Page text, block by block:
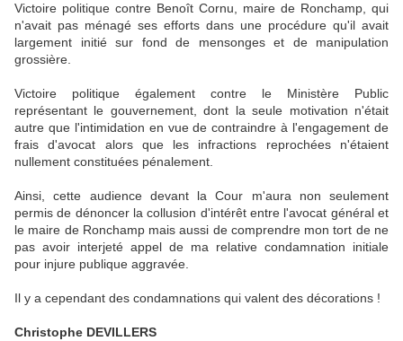
Victoire politique contre Benoît Cornu, maire de Ronchamp, qui
n'avait pas ménagé ses efforts dans une procédure qu'il avait
largement initié sur fond de mensonges et de manipulation
grossière.
Victoire politique également contre le Ministère Public
représentant le gouvernement, dont la seule motivation n'était
autre que l'intimidation en vue de contraindre à l'engagement de
frais d'avocat alors que les infractions reprochées n'étaient
nullement constituées pénalement.
Ainsi, cette audience devant la Cour m'aura non seulement
permis de dénoncer la collusion d'intérêt entre l'avocat général et
le maire de Ronchamp mais aussi de comprendre mon tort de ne
pas avoir interjeté appel de ma relative condamnation initiale
pour injure publique aggravée.
Il y a cependant des condamnations qui valent des décorations !
Christophe DEVILLERS